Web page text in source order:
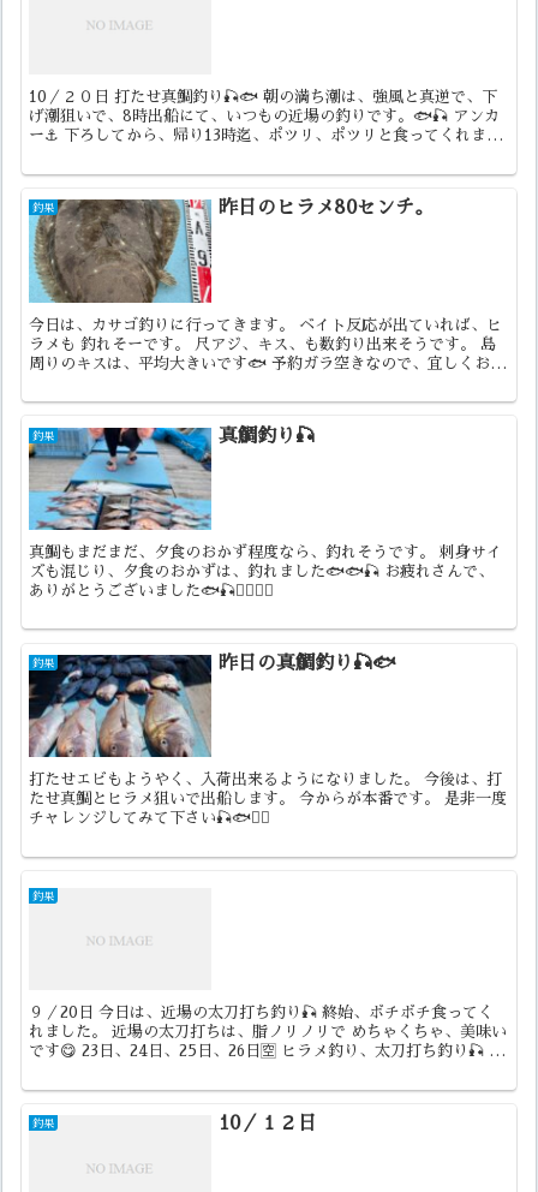
10／２０日 打たせ真鯛釣り🎣🐟 朝の満ち潮は、強風と真逆で、下
げ潮狙いで、8時出船にて、いつもの近場の釣りです。🐟🎣 アンカ
ー⚓️ 下ろしてから、帰り13時迄、ポツリ、ポツリと食ってくれまし
釣果 昨日のヒラメ80センチ。
今日は、カサゴ釣りに行ってきます。 ベイト反応が出ていれば、ヒ
ラメも 釣れそーです。 尺アジ、キス、も数釣り出来そうです。 島
周りのキスは、平均大きいです🐟 予約ガラ空きなので、宜しくお願
釣果 真鯛釣り🎣
真鯛もまだまだ、夕食のおかず程度なら、釣れそうです。 刺身サイ
ズも混じり、夕食のおかずは、釣れました🐟🐟🎣 お疲れさんで、
ありがとうございました🐟🎣🙇‍♀️🙇‍♀️
釣果 昨日の真鯛釣り🎣🐟
打たせエビもようやく、入荷出来るようになりました。 今後は、打
たせ真鯛とヒラメ狙いで出船します。 今からが本番です。 是非一度
チャレンジしてみて下さい🎣🐟🙇‍♀️
釣果
９／20日 今日は、近場の太刀打ち釣り🎣 終始、ボチボチ食ってく
れました。 近場の太刀打ちは、脂ノリノリで めちゃくちゃ、美味い
です😋 23日、24日、25日、26日🈳 ヒラメ釣り、太刀打ち釣り🎣 是
釣果 10／１２日